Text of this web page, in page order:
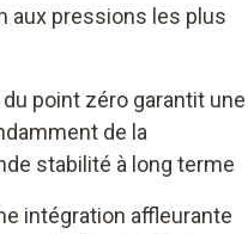
aux pressions les plus
point zéro garantit une
de la
stabilité à long terme
intégration affleurante